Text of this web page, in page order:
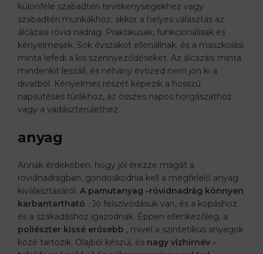
különféle szabadtéri tevékenységekhez vagy
szabadtéri munkákhoz, akkor a helyes választás az
álcázási rövid nadrág. Praktikusak, funkcionálisak és
kényelmesek. Sok évszakot ellenállnak, és a maszkolási
minta lefedi a kis szennyeződéseket. Az álcázási minta
mindenkit leszáll, és néhány évtized nem jön ki a
divatból. Kényelmes részét képezik a hosszú
napsütéses túrákhoz, az összes napos horgászathoz
vagy a vadászterülethez.
anyag
Annak érdekében, hogy jól érezze magát a
rövidnadrágban, gondoskodnia kell a megfelelő anyag
kiválasztásáról. A pamutanyag -rövidnadrág könnyen
karbantartható . Jó felszívódásuk van, és a kopáshoz
és a szakadáshoz igazodnak. Éppen ellenkezőleg, a
poliészter kissé erősebb , mivel a szintetikus anyagok
közé tartozik. Olajból készül, és nagy vízhírnév -